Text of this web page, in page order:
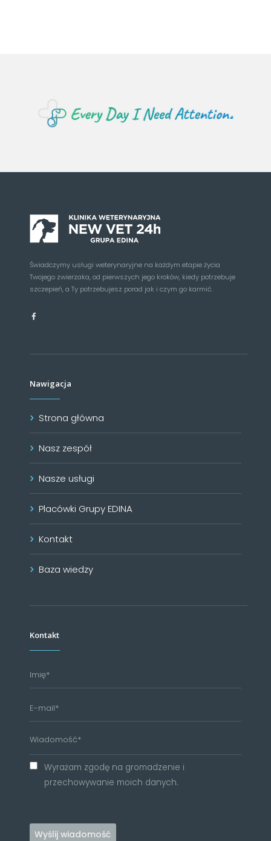
Świadczymy usługi weterynaryjne na każdym etapie życia
Twojego zwierzaka, od pierwszych jego kroków, kiedy potrzebuje
szczepień, a Ty potrzebujesz porad jak i czym go karmić.
Nawigacja
Strona główna
Nasz zespół
Nasze usługi
Placówki Grupy EDINA
Kontakt
Baza wiedzy
Kontakt
Wyrażam zgodę na gromadzenie i
przechowywanie moich danych.